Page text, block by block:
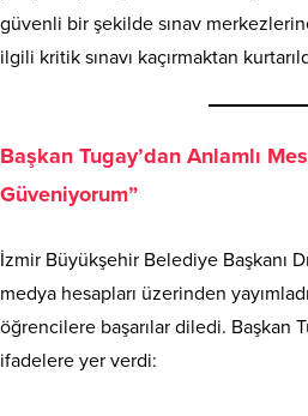
güvenli bir şekilde sınav
ilgili kritik sınavı kaçırmaktan
Başkan Tugay’dan Anlamlı
Güveniyorum”
İzmir Büyükşehir Belediye Başkanı
medya hesapları üzerinden
öğrencilere başarılar diledi. Başkan
ifadelere yer verdi: